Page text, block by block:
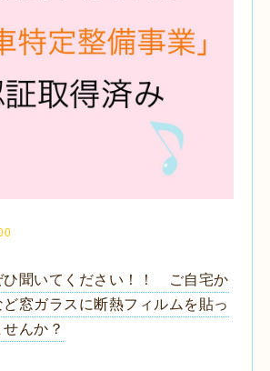
ひ聞いてください！！ ご自宅か
窓ガラスに断熱フィルムを貼っ
んか？